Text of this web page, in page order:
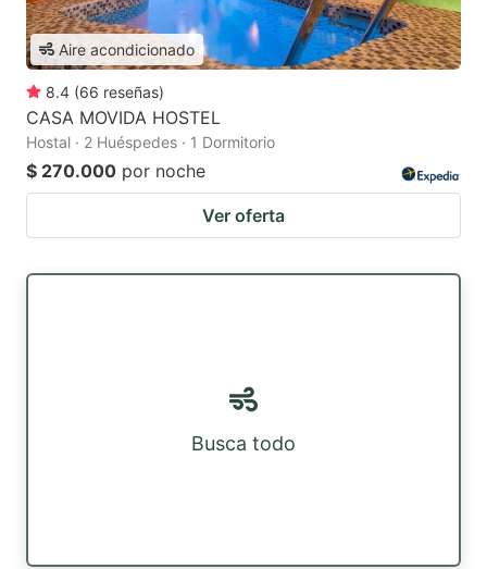
Aire acondicionado
8.4 (66 reseñas)
CASA MOVIDA HOSTEL
Hostal · 2 Huéspedes · 1 Dormitorio
$ 270.000 por noche
Ver oferta
Busca todo